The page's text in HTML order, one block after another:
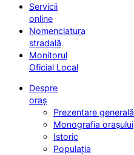
Servicii
online
Nomenclatura
stradală
Monitorul
Oficial Local
Despre
oraș
Prezentare generală
Monografia orașului
Istoric
Populația